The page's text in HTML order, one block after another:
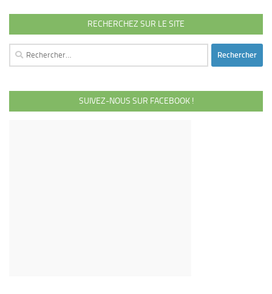
RECHERCHEZ SUR LE SITE
Rechercher :
SUIVEZ-NOUS SUR FACEBOOK !